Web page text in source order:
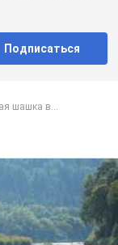
Подписаться
шашка в...